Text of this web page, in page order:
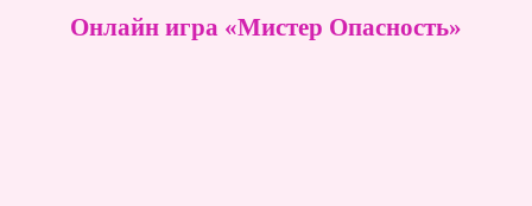
Онлайн игра «Мистер Опасность»